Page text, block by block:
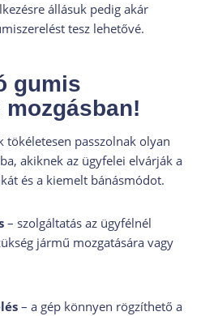
állásuk pedig akár
tesz lehetővé.
gumis
passzolnak olyan
akiknek az ügyfelei elvárják a
és a kiemelt bánásmódot.
– szolgáltatás az ügyfélnél
jármű mozgatására vagy
– a gép könnyen rögzíthető a